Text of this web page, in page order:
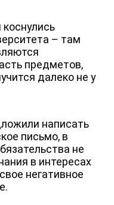
– там
предметов,
далеко не у
написать
письмо, в
не
в интересах
негативное